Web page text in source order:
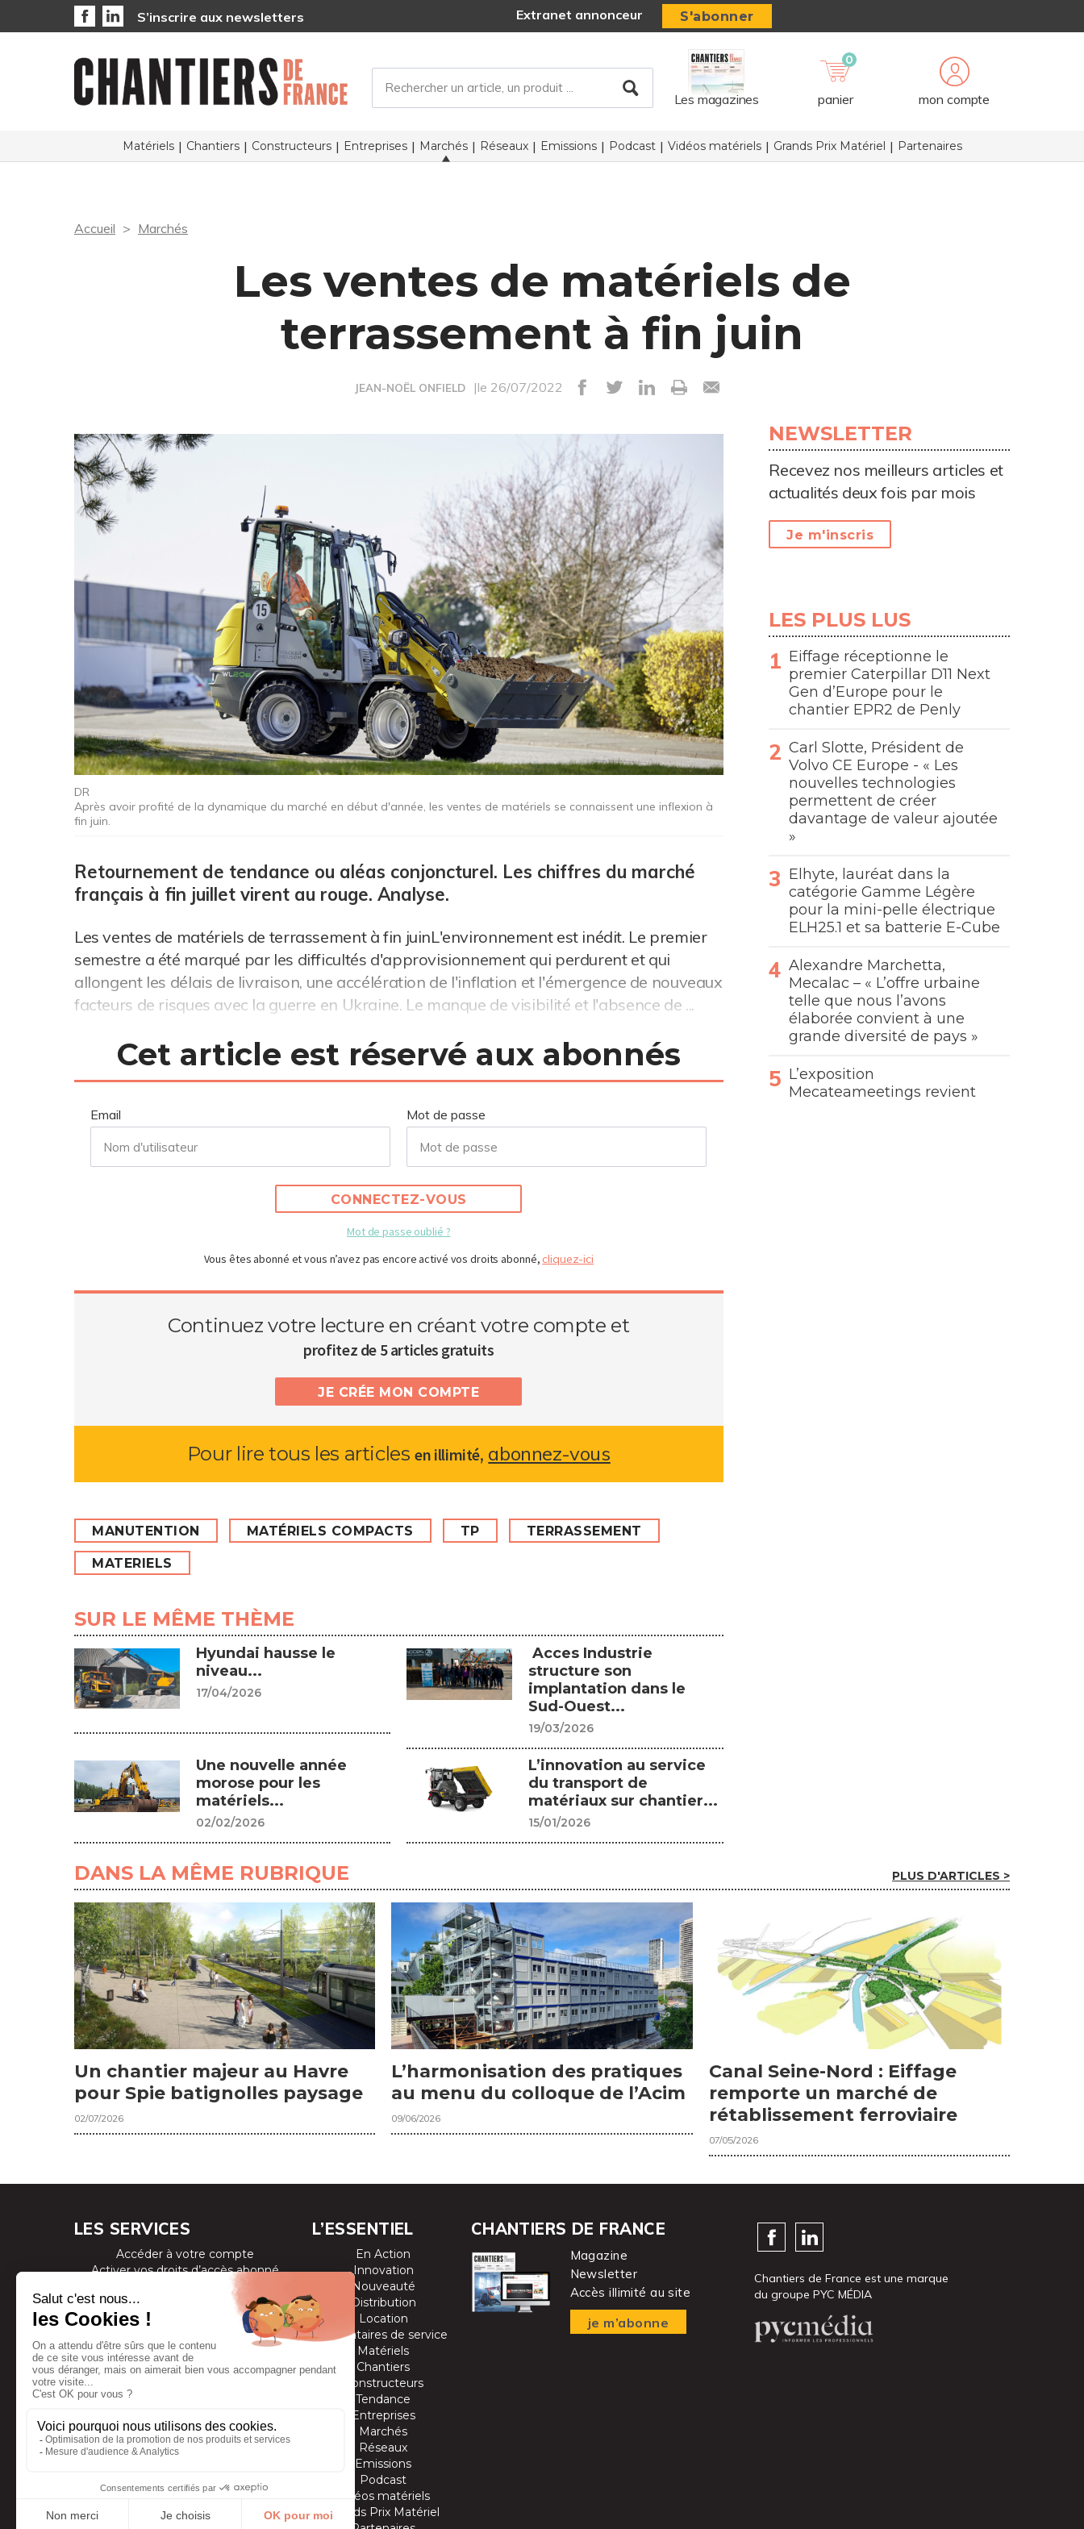
S’inscrire aux newsletters Extranet annonceur S'abonner
Les magazines
0
panier mon compte
Matériels Chantiers Constructeurs Entreprises Marchés Réseaux Emissions Podcast Vidéos matériels Grands Prix Matériel Partenaires
Accueil Marchés
Les ventes de matériels de
terrassement à fin juin
JEAN-NOËL ONFIELD |le 26/07/2022
DR
Après avoir profité de la dynamique du marché en début d'année, les ventes de matériels se connaissent une inflexion à
fin juin.
Retournement de tendance ou aléas conjoncturel. Les chiffres du marché
français à fin juillet virent au rouge. Analyse.
Les ventes de matériels de terrassement à fin juinL'environnement est inédit. Le premier
semestre a été marqué par les difficultés d'approvisionnement qui perdurent et qui
allongent les délais de livraison, une accélération de l'inflation et l'émergence de nouveaux
facteurs de risques avec la guerre en Ukraine. Le manque de visibilité et l'absence de ...
Cet article est réservé aux abonnés
Email Mot de passe
CONNECTEZ-VOUS
Mot de passe oublié ?
Vous êtes abonné et vous n’avez pas encore activé vos droits abonné, cliquez-ici
Continuez votre lecture en créant votre compte et
profitez de 5 articles gratuits
JE CRÉE MON COMPTE
Pour lire tous les articlesen illimité, abonnez-vous
MANUTENTION MATÉRIELS COMPACTS TP TERRASSEMENT
MATERIELS
SUR LE MÊME THÈME
Hyundai hausse le
niveau...
17/04/2026
Acces Industrie
structure son
implantation dans le
Sud-Ouest...
19/03/2026
Une nouvelle année
morose pour les
matériels...
02/02/2026
L’innovation au service
du transport de
matériaux sur chantier...
15/01/2026
NEWSLETTER
Recevez nos meilleurs articles et
actualités deux fois par mois
Je m'inscris
LES PLUS LUS
Eiffage réceptionne le
premier Caterpillar D11 Next
Gen d’Europe pour le
chantier EPR2 de Penly
Carl Slotte, Président de
Volvo CE Europe - « Les
nouvelles technologies
permettent de créer
davantage de valeur ajoutée
»
Elhyte, lauréat dans la
catégorie Gamme Légère
pour la mini-pelle électrique
ELH25.1 et sa batterie E-Cube
Alexandre Marchetta,
Mecalac – « L’offre urbaine
telle que nous l’avons
élaborée convient à une
grande diversité de pays »
L’exposition
Mecateameetings revient
DANS LA MÊME RUBRIQUE PLUS D'ARTICLES >
Un chantier majeur au Havre
pour Spie batignolles paysage
02/07/2026
L’harmonisation des pratiques
au menu du colloque de l’Acim
09/06/2026
Canal Seine-Nord : Eiffage
remporte un marché de
rétablissement ferroviaire
07/05/2026
LES SERVICES
Accéder à votre compte
Activer vos droits d’accès abonné
Consulter les magazines
S’inscrire aux newsletters
Devenir annonceur
Se connecter à l’extranet annonceur
Nous contacter
L’ESSENTIEL
En Action
Innovation
Nouveauté
Distribution
Location
Prestataires de service
Matériels
Chantiers
Constructeurs
Tendance
Entreprises
Marchés
Réseaux
Emissions
Podcast
Vidéos matériels
Grands Prix Matériel
CHANTIERS DE FRANCE
Magazine
Newsletter
Accès illimité au site
je m’abonne
Chantiers de France est une marque
du groupe PYC MÉDIA